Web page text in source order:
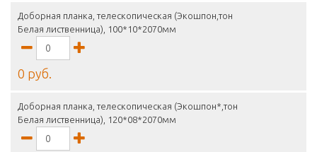
Доборная планка, телескопическая (Экошпон,тон
Белая лиственница), 100*10*2070мм
0 руб.
Доборная планка, телескопическая (Экошпон*,тон
Белая лиственница), 120*08*2070мм